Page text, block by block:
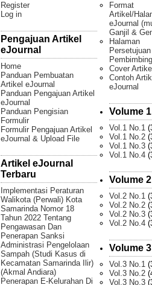
Register
Log in
Pengajuan Artikel
eJournal
Home
Panduan Pembuatan
Artikel eJournal
Panduan Pengajuan Artikel
eJournal
Panduan Pengisian
Formulir
Formulir Pengajuan Artikel
eJournal & Upload File
Artikel eJournal
Terbaru
Implementasi Peraturan
Walikota (Perwali) Kota
Samarinda Nomor 18
Tahun 2022 Tentang
Pengawasan Dan
Penerapan Sanksi
Administrasi Pengelolaan
Sampah (Studi Kasus di
Kecamatan Samarinda Ilir)
(Akmal Andiara)
Penerapan E-Kelurahan Di
Format
Artikel/
eJournal
Ganjil &
Halaman
Persetujuan
Pembimbing
Cover Artikel
Contoh
eJournal
Volume
Vol.1 No.1
Vol.1 No.2
Vol.1 No.3
Vol.1 No.4
Volume
Vol.2 No.1
Vol.2 No.2
Vol.2 No.3
Vol.2 No.4
Volume
Vol.3 No.1
Vol.3 No.2
Vol.3 No.3